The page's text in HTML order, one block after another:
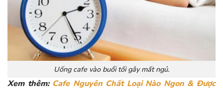
Uống cafe vào buổi tối gây mất ngủ.
Xem thêm: Cafe Nguyên Chất Loại Nào Ngon & Được